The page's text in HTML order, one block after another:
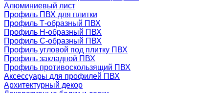
Алюминиевый лист
Профиль ПВХ для плитки
Профиль Т-образный ПВХ
Профиль H-образный ПВХ
Профиль C-образный ПВХ
Профиль угловой под плитку ПВХ
Профиль закладной ПВХ
Профиль противоскользящий ПВХ
Аксессуары для профилей ПВХ
Архитектурный декор